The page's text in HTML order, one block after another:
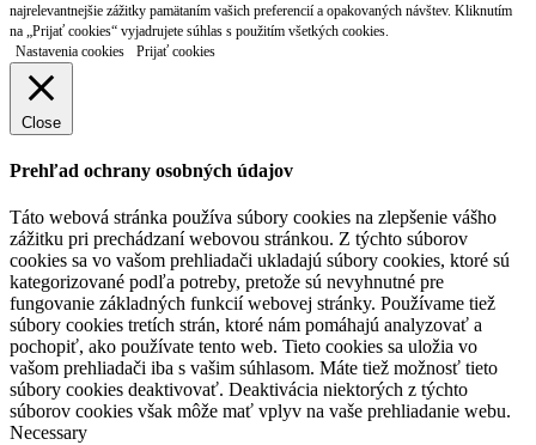
najrelevantnejšie zážitky pamätaním vašich preferencií a opakovaných návštev. Kliknutím
na „Prijať cookies“ vyjadrujete súhlas s použitím všetkých cookies.
Nastavenia cookies
Prijať cookies
Close
Prehľad ochrany osobných údajov
Táto webová stránka používa súbory cookies na zlepšenie vášho
zážitku pri prechádzaní webovou stránkou. Z týchto súborov
cookies sa vo vašom prehliadači ukladajú súbory cookies, ktoré sú
kategorizované podľa potreby, pretože sú nevyhnutné pre
fungovanie základných funkcií webovej stránky. Používame tiež
súbory cookies tretích strán, ktoré nám pomáhajú analyzovať a
pochopiť, ako používate tento web. Tieto cookies sa uložia vo
vašom prehliadači iba s vašim súhlasom. Máte tiež možnosť tieto
súbory cookies deaktivovať. Deaktivácia niektorých z týchto
súborov cookies však môže mať vplyv na vaše prehliadanie webu.
Necessary